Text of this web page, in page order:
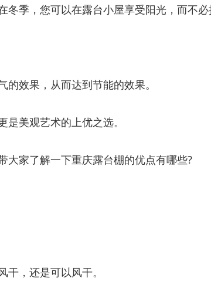
季，您可以在露台小屋享受阳光，而不必
效果，从而达到节能的效果。
美观艺术的上优之选。
大家了解一下重庆露台棚的优点有哪些?
，还是可以风干。